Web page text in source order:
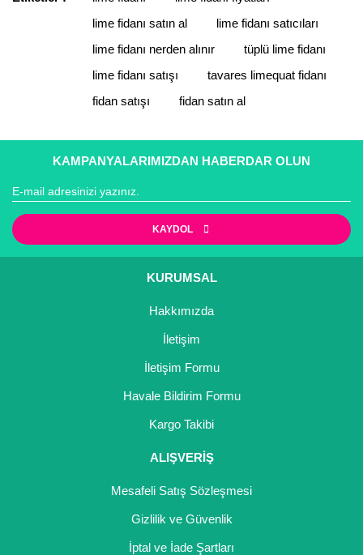
Yorum Yaz
Ürün resmi kalitesiz, bozuk veya görüntülenemiyor.
Ürün açıklamasında eksik bilgiler bulunuyor.
Ürün bilgilerinde hatalar bulunuyor.
lime fidanı satın al
lime fidanı satıcıları
lime fidanı nerden alınır
tüplü lime fidanı
lime fidanı satışı
tavares limequat fidanı
fidan satışı
fidan satın al
KAMPANYALARIMIZDAN HABERDAR OLUN
KAYDOL
KURUMSAL
Hakkımızda
İletişim
İletişim Formu
Havale Bildirim Formu
Kargo Takibi
ALIŞVERİŞ
Mesafeli Satış Sözleşmesi
Gizlilik ve Güvenlik
İptal ve İade Şartları